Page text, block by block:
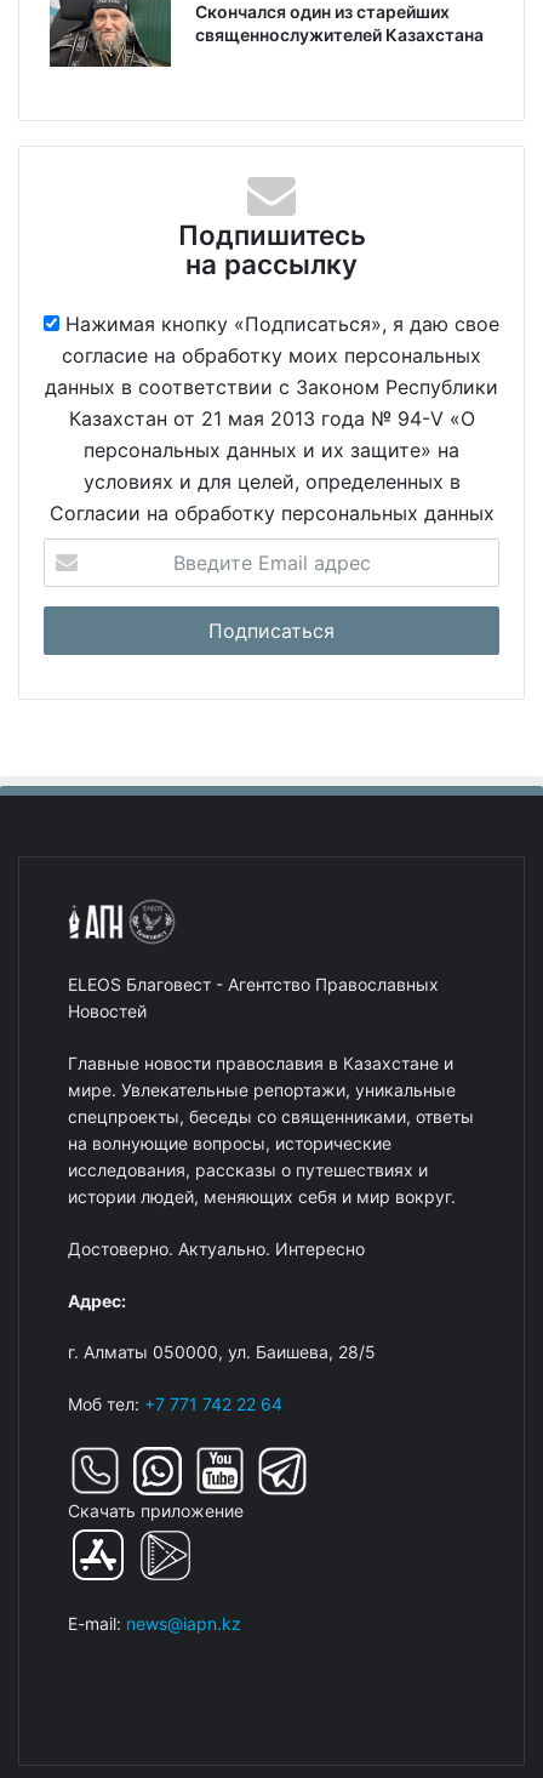
Скончался один из старейших
священнослужителей Казахстана
Подпишитесь
на рассылку
Нажимая кнопку «Подписаться», я даю свое
согласие на обработку моих персональных
данных в соответствии с Законом Республики
Казахстан от 21 мая 2013 года № 94-V «О
персональных данных и их защите» на
условиях и для целей, определенных в
Согласии на обработку персональных данных
ELEOS Благовест - Агентство Православных
Новостей
Главные новости православия в Казахстане и
мире. Увлекательные репортажи, уникальные
спецпроекты, беседы со священниками, ответы
на волнующие вопросы, исторические
исследования, рассказы о путешествиях и
истории людей, меняющих себя и мир вокруг.
Достоверно. Актуально. Интересно
Адрес:
г. Алматы 050000, ул. Баишева, 28/5
Моб тел: +7 771 742 22 64
Скачать приложение
E-mail: news@iapn.kz